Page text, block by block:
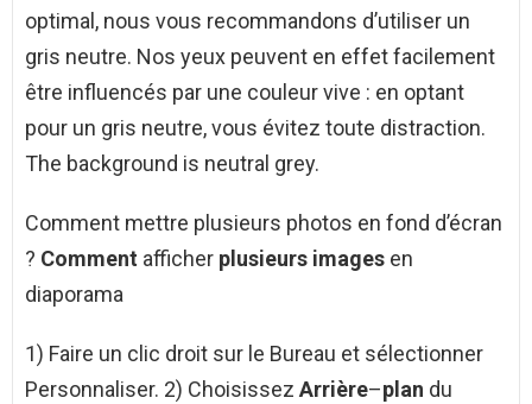
optimal, nous vous recommandons d’utiliser un
gris neutre. Nos yeux peuvent en effet facilement
être influencés par une couleur vive : en optant
pour un gris neutre, vous évitez toute distraction.
The background is neutral grey.
Comment mettre plusieurs photos en fond d’écran
? Comment afficher plusieurs images en
diaporama
1) Faire un clic droit sur le Bureau et sélectionner
Personnaliser. 2) Choisissez Arrière–plan du